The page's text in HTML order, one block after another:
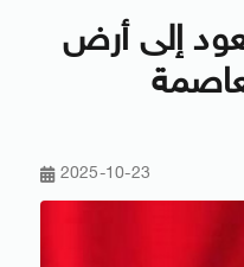
إلى أرض
2025-10-23